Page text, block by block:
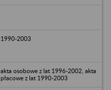
1990-2003
akta osobowe z lat 1996-2002, akta
płacowe z lat 1990-2003